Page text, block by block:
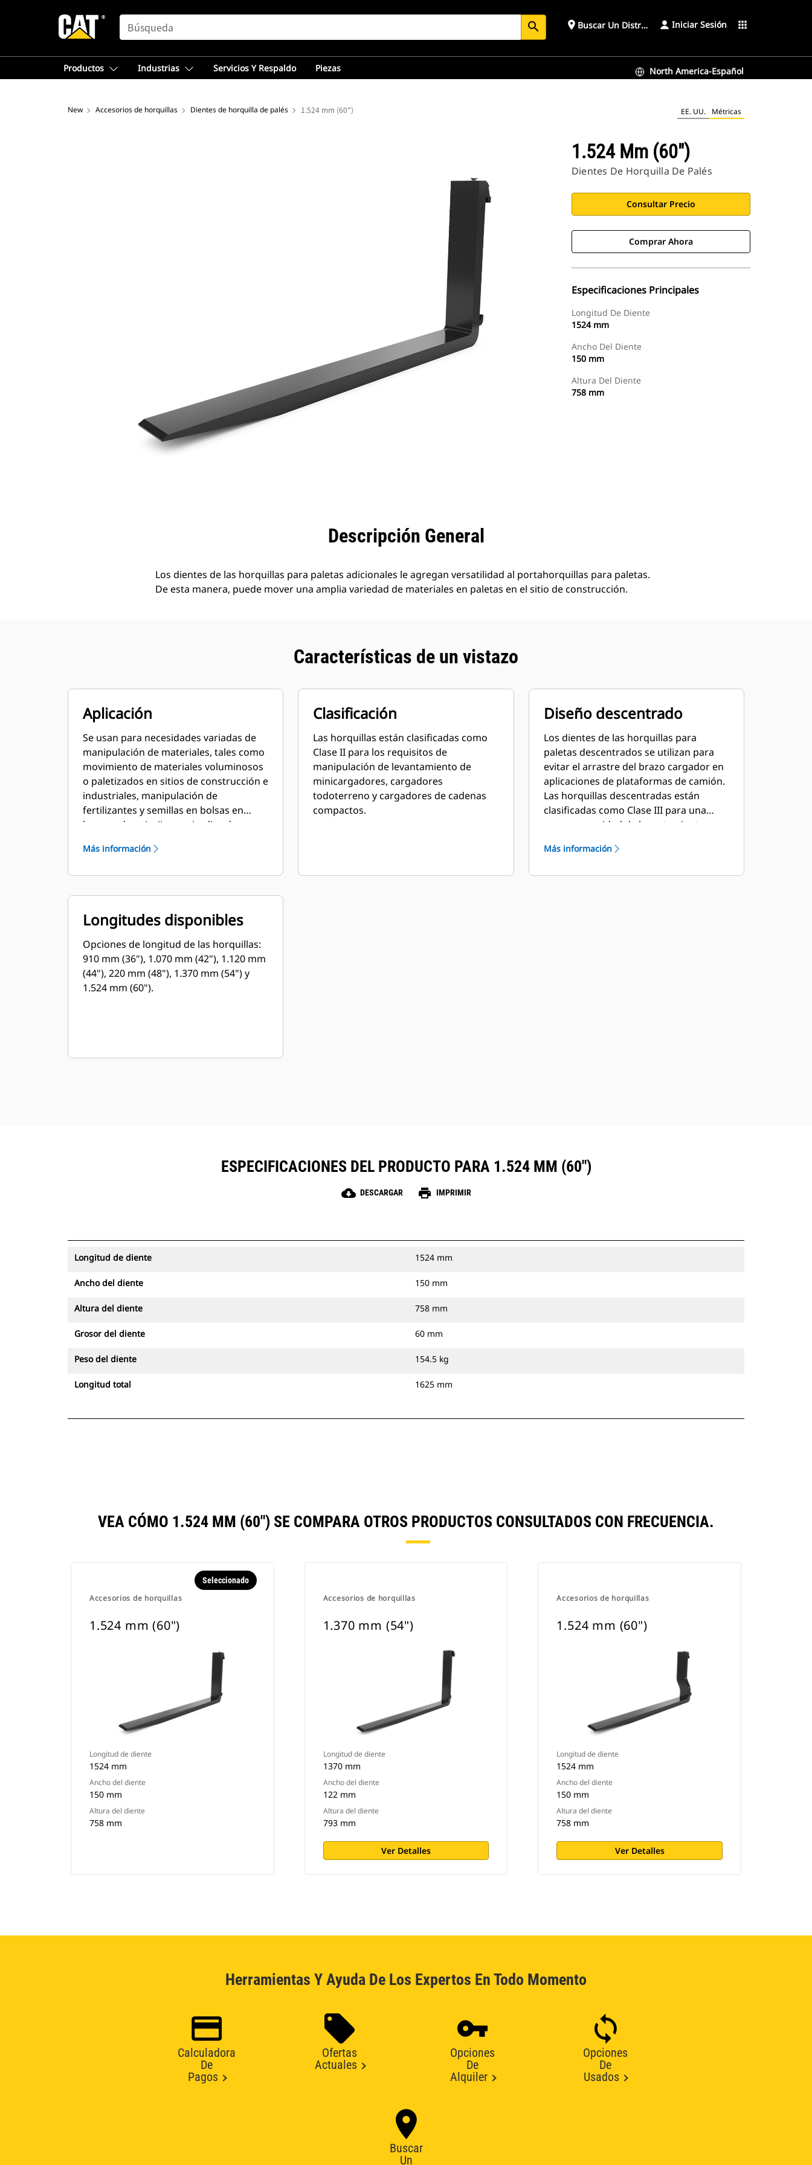
SEARCH search place Buscar Un Distribuidor Iniciar Sesión apps
Productos Industrias Servicios Y Respaldo Piezas North America-Español
New Accesorios de horquillas Dientes de horquilla de palés 1.524 mm (60") EE. UU. Métricas
1.524 Mm (60")
Dientes De Horquilla De Palés
Consultar Precio
Comprar Ahora
Especificaciones Principales
Longitud De Diente
1524 mm
Ancho Del Diente
150 mm
Altura Del Diente
758 mm
Descripción General
Los dientes de las horquillas para paletas adicionales le agregan versatilidad al portahorquillas para paletas.
De esta manera, puede mover una amplia variedad de materiales en paletas en el sitio de construcción.
Características de un vistazo
Aplicación
Se usan para necesidades variadas de
manipulación de materiales, tales como
movimiento de materiales voluminosos
o paletizados en sitios de construcción e
industriales, manipulación de
fertilizantes y semillas en bolsas en
lugares de paisajismo y jardinería,
Más información
Clasificación
Las horquillas están clasificadas como
Clase II para los requisitos de
manipulación de levantamiento de
minicargadores, cargadores
todoterreno y cargadores de cadenas
compactos.
Diseño descentrado
Los dientes de las horquillas para
paletas descentrados se utilizan para
evitar el arrastre del brazo cargador en
aplicaciones de plataformas de camión.
Las horquillas descentradas están
clasificadas como Clase III para una
mayor capacidad de levantamiento.
Más información
Longitudes disponibles
Opciones de longitud de las horquillas:
910 mm (36"), 1.070 mm (42"), 1.120 mm
(44"), 220 mm (48"), 1.370 mm (54") y
1.524 mm (60").
ESPECIFICACIONES DEL PRODUCTO PARA 1.524 MM (60")
cloud_download DESCARGAR print IMPRIMIR
Longitud de diente 1524 mm
Ancho del diente 150 mm
Altura del diente 758 mm
Grosor del diente 60 mm
Peso del diente 154.5 kg
Longitud total 1625 mm
VEA CÓMO 1.524 MM (60") SE COMPARA OTROS PRODUCTOS CONSULTADOS CON FRECUENCIA.
Accesorios de horquillas
Seleccionado
1.524 mm (60")
Longitud de diente
1524 mm
Ancho del diente
150 mm
Altura del diente
758 mm
Accesorios de horquillas
1.370 mm (54")
Longitud de diente
1370 mm
Ancho del diente
122 mm
Altura del diente
793 mm
Ver Detalles
Accesorios de horquillas
1.524 mm (60")
Longitud de diente
1524 mm
Ancho del diente
150 mm
Altura del diente
758 mm
Ver Detalles
Herramientas Y Ayuda De Los Expertos En Todo Momento
Calculadora
De
Pagos
Ofertas
Actuales
Opciones
De
Alquiler
Opciones
De
Usados
Buscar
Un